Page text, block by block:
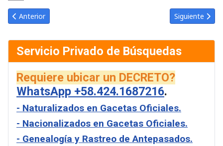
Link
Email
Artículo anterior: Gaceta Oficial de Venezuela #1180 del martes
Anterior Artículo
Siguiente
Servicio Privado de Búsquedas
Requiere ubicar un DECRETO?
WhatsApp +58.424.1687216.
- Naturalizados en Gacetas Oficiales.
- Nacionalizados en Gacetas Oficiales.
- Genealogía y Rastreo de Antepasados.